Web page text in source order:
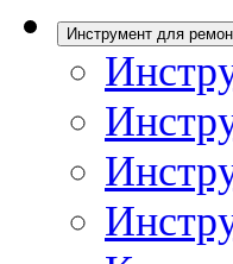
Инструмент для